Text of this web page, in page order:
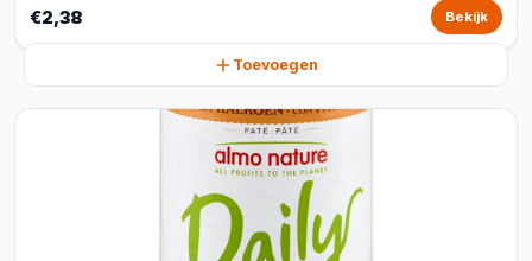
€2,38 Bekijk
Toevoegen